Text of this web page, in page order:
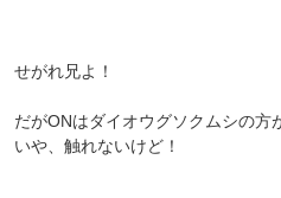
せがれ兄よ！
だがONはダイオウグソクムシの方
いや、触れないけど！